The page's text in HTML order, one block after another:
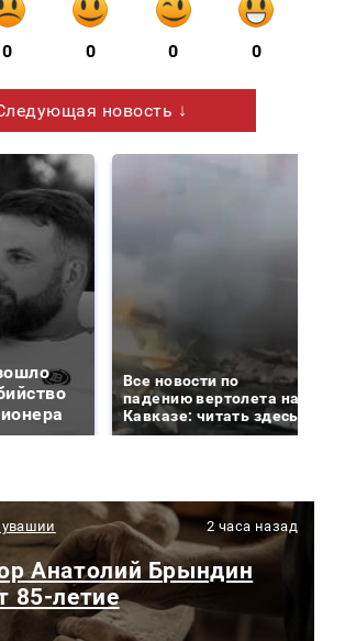
0 0 0 0
новость ↓
Все новости по
падению вертолета на
Кавказе: читать здесь
2 часа назад
Анатолий Брындин
85-летие